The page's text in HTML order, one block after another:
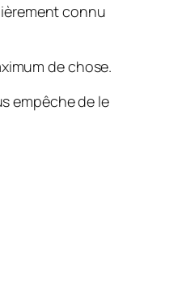
connu
de chose.
empêche de le